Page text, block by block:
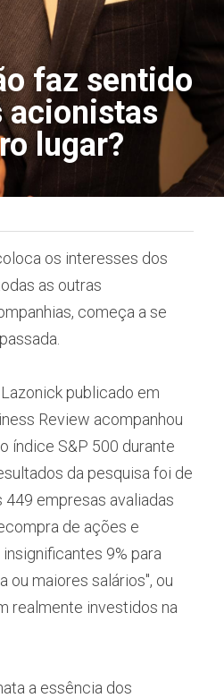
faz sentido
acionistas
lugar?
os interesses dos
as outras
começa a se
publicado em
Review acompanhou
índice S&P 500 durante
da pesquisa foi de
449 empresas avaliadas
de ações e
9% para
ou maiores salários", ou
realmente investidos na
a essência dos